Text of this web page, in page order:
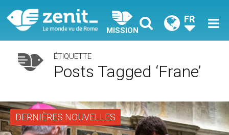
MISSION
FR
ÉTIQUETTE
Posts Tagged ‘Frane’
DERNIÈRES NOUVELLES